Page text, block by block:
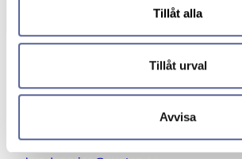
Tillåt alla
Tillåt urval
Avvisa
Helsingborg